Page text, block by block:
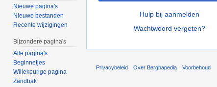
Hulp bij aanmelden
Wachtwoord vergeten?
Nieuwe pagina's
Nieuwe bestanden
Recente wijzigingen
Bijzondere pagina's
Alle pagina's
Beginnetjes
Willekeurige pagina
Zandbak
Privacybeleid Over Berghapedia Voorbehoud